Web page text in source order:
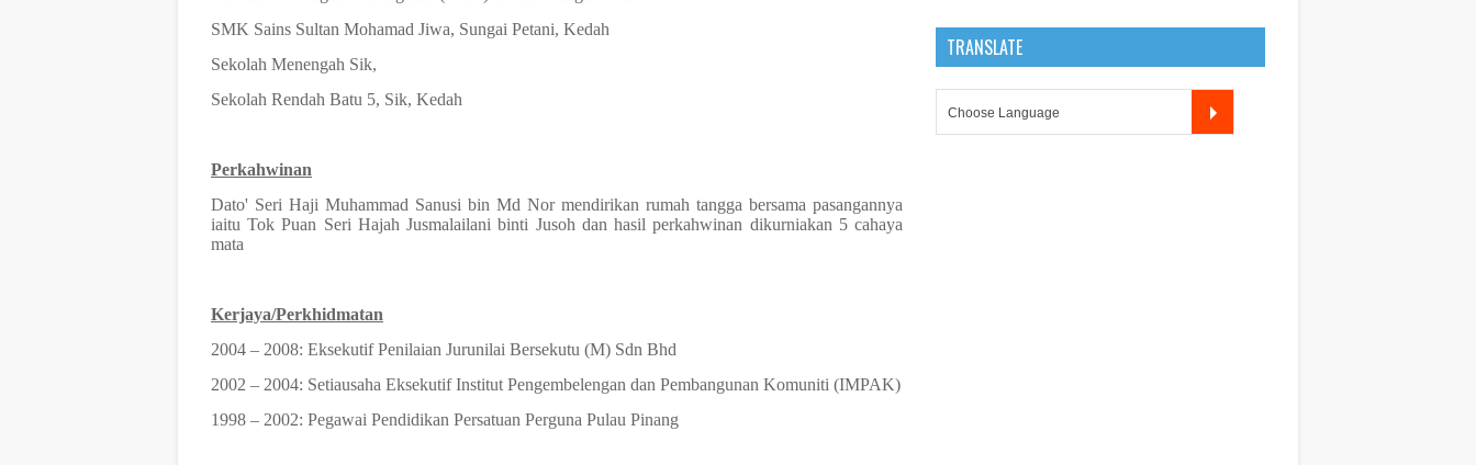
SMK Sains Sultan Mohamad Jiwa, Sungai Petani, Kedah
Sekolah Menengah Sik,
Sekolah Rendah Batu 5, Sik, Kedah
Perkahwinan
Dato' Seri Haji Muhammad Sanusi bin Md Nor mendirikan rumah tangga bersama pasangannya
iaitu Tok Puan Seri Hajah Jusmalailani binti Jusoh dan hasil perkahwinan dikurniakan 5 cahaya
mata
Kerjaya/Perkhidmatan
2004 – 2008: Eksekutif Penilaian Jurunilai Bersekutu (M) Sdn Bhd
2002 – 2004: Setiausaha Eksekutif Institut Pengembelengan dan Pembangunan Komuniti (IMPAK)
1998 – 2002: Pegawai Pendidikan Persatuan Perguna Pulau Pinang
TRANSLATE